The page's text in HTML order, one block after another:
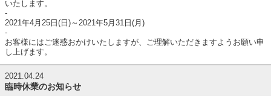
いたします。
-
2021年4月25日(日)～2021年5月31日(月)
-
お客様にはご迷惑おかけいたしますが、ご理解いただきますようお願い申
し上げます。
2021.04.24
臨時休業のお知らせ